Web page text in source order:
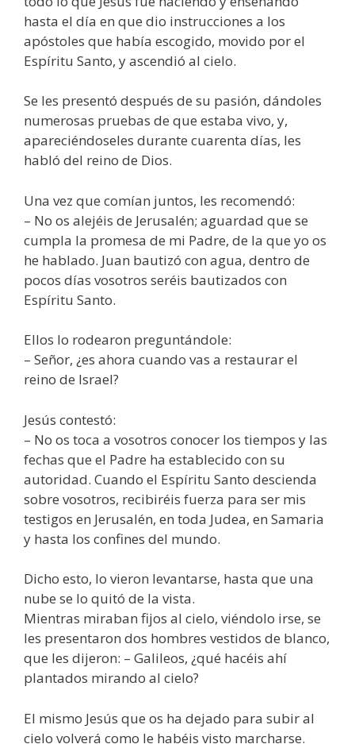
hasta el día en que dio instrucciones a los
apóstoles que había escogido, movido por el
Espíritu Santo, y ascendió al cielo.
Se les presentó después de su pasión, dándoles
numerosas pruebas de que estaba vivo, y,
apareciéndoseles durante cuarenta días, les
habló del reino de Dios.
Una vez que comían juntos, les recomendó:
– No os alejéis de Jerusalén; aguardad que se
cumpla la promesa de mi Padre, de la que yo os
he hablado. Juan bautizó con agua, dentro de
pocos días vosotros seréis bautizados con
Espíritu Santo.
Ellos lo rodearon preguntándole:
– Señor, ¿es ahora cuando vas a restaurar el
reino de Israel?
Jesús contestó:
– No os toca a vosotros conocer los tiempos y las
fechas que el Padre ha establecido con su
autoridad. Cuando el Espíritu Santo descienda
sobre vosotros, recibiréis fuerza para ser mis
testigos en Jerusalén, en toda Judea, en Samaria
y hasta los confines del mundo.
Dicho esto, lo vieron levantarse, hasta que una
nube se lo quitó de la vista.
Mientras miraban fijos al cielo, viéndolo irse, se
les presentaron dos hombres vestidos de blanco,
que les dijeron: – Galileos, ¿qué hacéis ahí
plantados mirando al cielo?
El mismo Jesús que os ha dejado para subir al
cielo volverá como le habéis visto marcharse.